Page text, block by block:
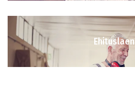
Ehituslaen